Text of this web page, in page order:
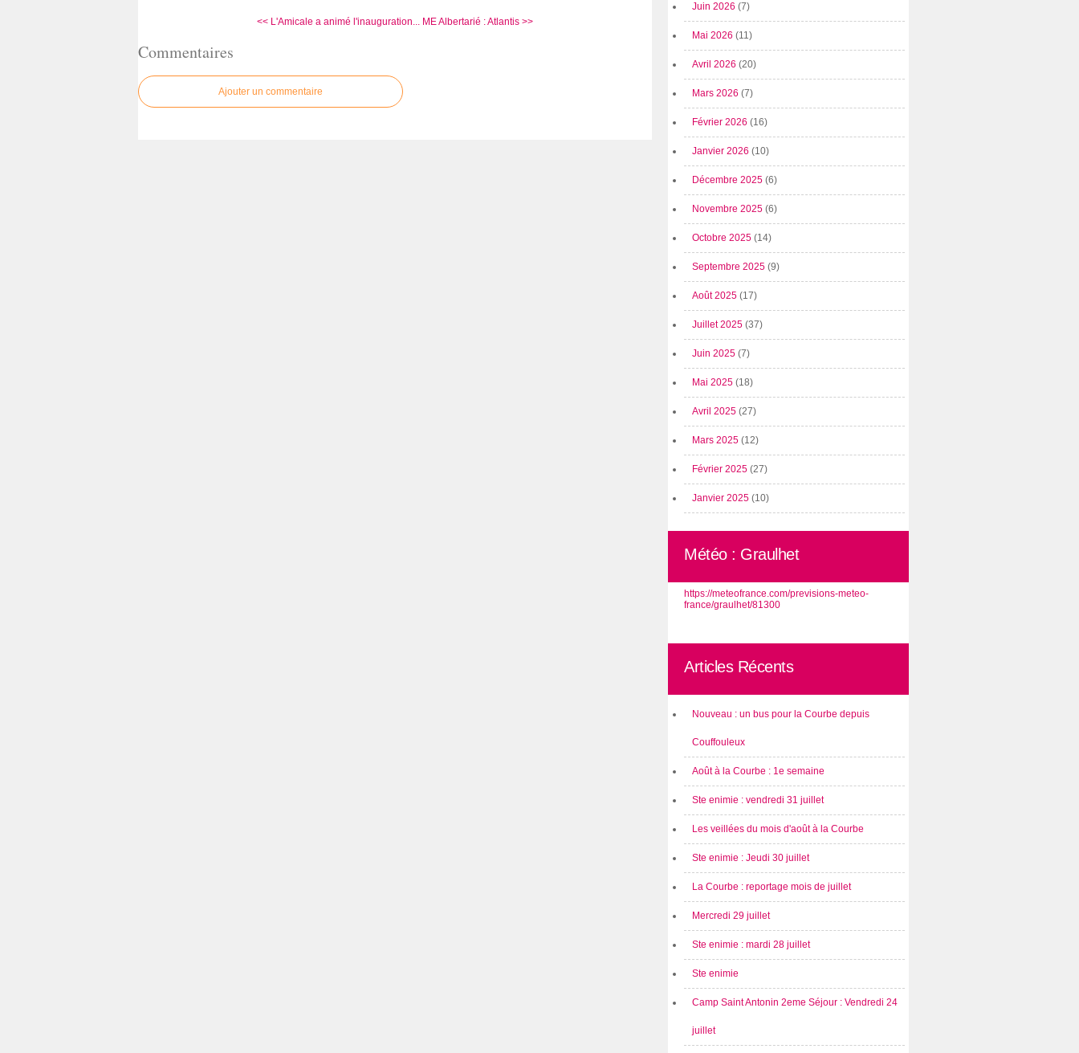
<< L'Amicale a animé l'inauguration... ME Albertarié : Atlantis >>
Commentaires
Ajouter un commentaire
Juin 2026 (7)
Mai 2026 (11)
Avril 2026 (20)
Mars 2026 (7)
Février 2026 (16)
Janvier 2026 (10)
Décembre 2025 (6)
Novembre 2025 (6)
Octobre 2025 (14)
Septembre 2025 (9)
Août 2025 (17)
Juillet 2025 (37)
Juin 2025 (7)
Mai 2025 (18)
Avril 2025 (27)
Mars 2025 (12)
Février 2025 (27)
Janvier 2025 (10)
Météo : Graulhet
https://meteofrance.com/previsions-meteo-
france/graulhet/81300
Articles Récents
Nouveau : un bus pour la Courbe depuis
Couffouleux
Août à la Courbe : 1e semaine
Ste enimie : vendredi 31 juillet
Les veillées du mois d'août à la Courbe
Ste enimie : Jeudi 30 juillet
La Courbe : reportage mois de juillet
Mercredi 29 juillet
Ste enimie : mardi 28 juillet
Ste enimie
Camp Saint Antonin 2eme Séjour : Vendredi 24
juillet